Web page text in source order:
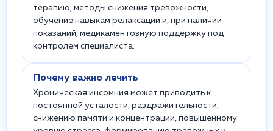
терапию, методы снижения тревожности,
обучение навыкам релаксации и, при наличии
показаний, медикаментозную поддержку под
контролем специалиста.
Почему важно лечить
Хроническая инсомния может приводить к
постоянной усталости, раздражительности,
снижению памяти и концентрации, повышенному